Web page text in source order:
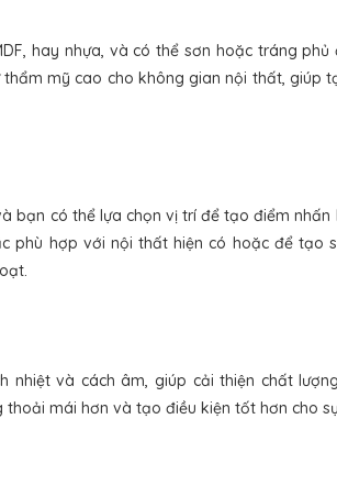
hay nhựa, và có thể sơn hoặc tráng
mỹ cao cho không gian nội thất, giúp
bạn có thể lựa chọn vị trí để tạo điểm
phù hợp với nội thất hiện có hoặc để tạo
và cách âm, giúp cải thiện chất
mái hơn và tạo điều kiện tốt hơn cho